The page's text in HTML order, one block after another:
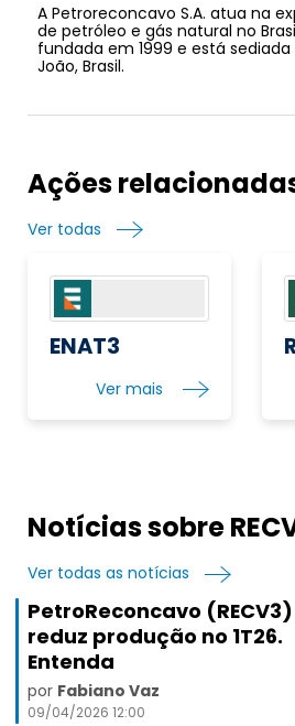
A Petroreconcavo S.A. atua na
de petróleo e gás natural no
fundada em 1999 e está
João, Brasil.
Ações
Ver todas
ENAT3
Ver mais
Notícias sobre
Ver todas as notícias
PetroReconcavo (RECV3)
reduz produção no 1T26.
Entenda
por Fabiano Vaz
09/04/2026 12:00